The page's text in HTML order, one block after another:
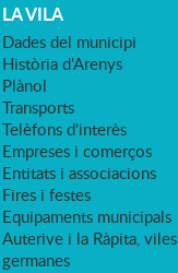
LA VILA
Dades del municipi
Història d'Arenys
Plànol
Transports
Telèfons d'interès
Empreses i comerços
Entitats i associacions
Fires i festes
Equipaments municipals
Auterive i la Ràpita, viles
germanes